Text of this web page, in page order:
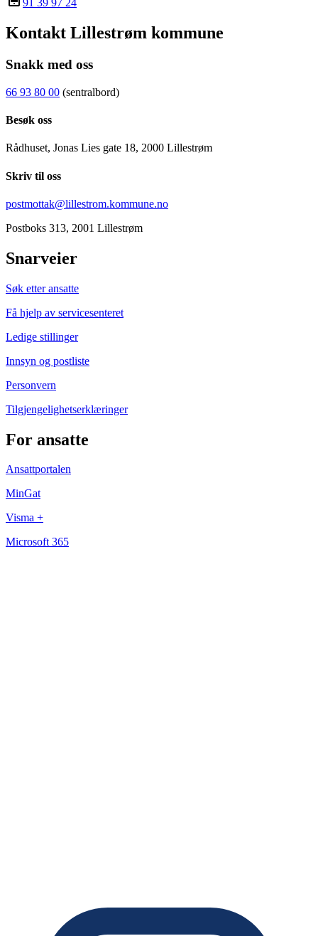
91 39 97 24
Kontakt Lillestrøm kommune
Snakk med oss
66 93 80 00 (sentralbord)
Besøk oss
Rådhuset, Jonas Lies gate 18, 2000 Lillestrøm
Skriv til oss
postmottak@lillestrom.kommune.no
Postboks 313, 2001 Lillestrøm
Snarveier
Søk etter ansatte
Få hjelp av servicesenteret
Ledige stillinger
Innsyn og postliste
Personvern
Tilgjengelighetserklæringer
For ansatte
Ansattportalen
MinGat
Visma +
Microsoft 365